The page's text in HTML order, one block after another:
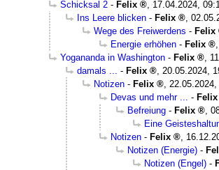
Schicksal 2 - Felix
17.04.2024,
Ins Leere blicken - Felix
Wege des Freiwerdens - Felix
Energie erhöhen - Felix
Yogananda in Washington - Felix
damals ...
- Felix
20.05.2024,
Notizen - Felix
22.05.2024,
Devas und mehr ...
- Felix
Befreiung - Felix
Eine
Notizen - Felix
Notizen (Energie) -
Notizen (Engel) -